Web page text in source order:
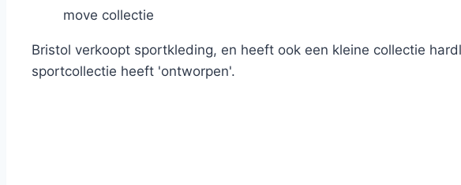
move collectie
Bristol verkoopt sportkleding, en heeft ook een kleine collectie
sportcollectie heeft 'ontworpen'.